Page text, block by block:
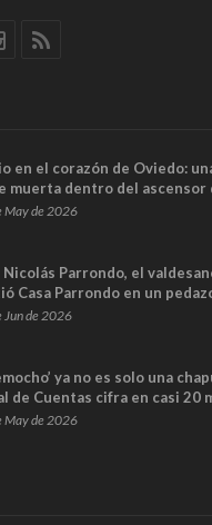
en el corazón de Oviedo:
muerta dentro del ascensor
captan sus últimos
May de 2026
Nicolás Parrondo, el
Casa Parrondo en un
Jun de 2026
ya no es solo una
de Cuentas cifra en casi 20
de los trenes que no
May de 2026